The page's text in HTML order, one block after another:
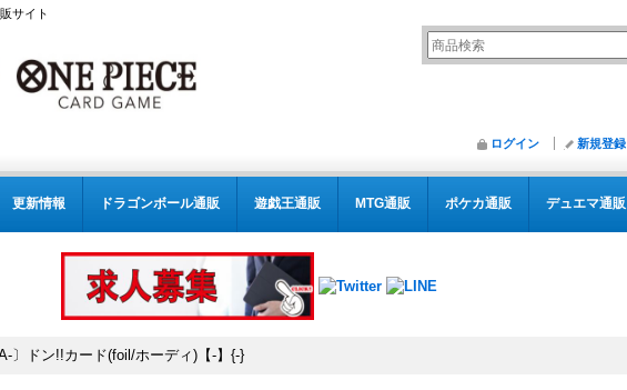
サイト
ログイン 新規登録
更新情報 ドラゴンボール通販 遊戯王通販 MTG通販 ポケカ通販 デュエマ通販
〕ドン!!カード(foil/ホーディ)【-】{-}